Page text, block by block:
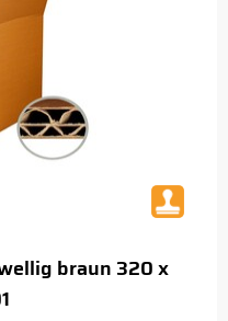
braun 320 x